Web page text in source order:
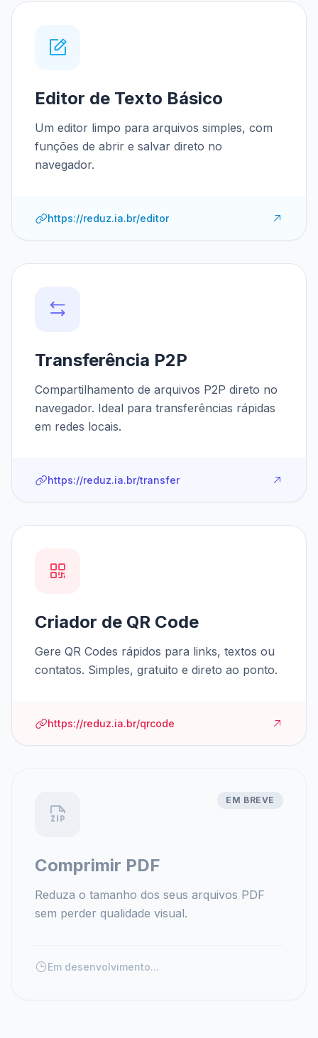
Editor de Texto Básico
Um editor limpo para arquivos simples, com
funções de abrir e salvar direto no
navegador.
https://reduz.ia.br/editor
Transferência P2P
Compartilhamento de arquivos P2P direto no
navegador. Ideal para transferências rápidas
em redes locais.
https://reduz.ia.br/transfer
Criador de QR Code
Gere QR Codes rápidos para links, textos ou
contatos. Simples, gratuito e direto ao ponto.
https://reduz.ia.br/qrcode
EM BREVE
Comprimir PDF
Reduza o tamanho dos seus arquivos PDF
sem perder qualidade visual.
Em desenvolvimento...